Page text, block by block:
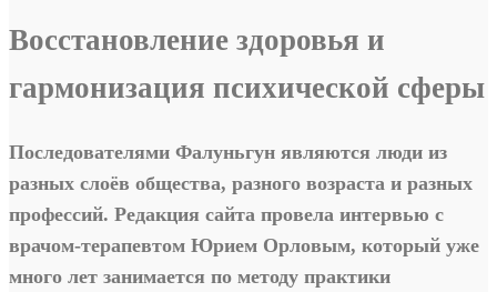
Восстановление здоровья и
гармонизация психической сферы
Последователями Фалуньгун являются люди из
разных слоёв общества, разного возраста и разных
профессий. Редакция сайта провела интервью с
врачом-терапевтом Юрием Орловым, который уже
много лет занимается по методу практики